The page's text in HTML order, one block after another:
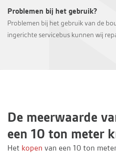
Problemen bij het gebruik?
Problemen bij het gebruik van de
ingerichte servicebus kunnen wij
De meerwaarde
een 10 ton meter
Het kopen van een 10 ton